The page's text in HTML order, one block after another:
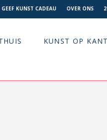
GEEF KUNST CADEAU OVER ONS
KUNST OP